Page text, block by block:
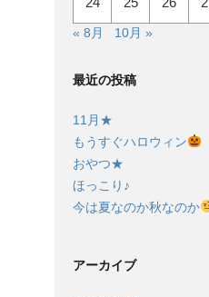
« 8月 10月 »
最近の投稿
11月★
もうすぐハロウィン
おやつ★
ほっこり♪
今は夏なのか秋なのか
アーカイブ